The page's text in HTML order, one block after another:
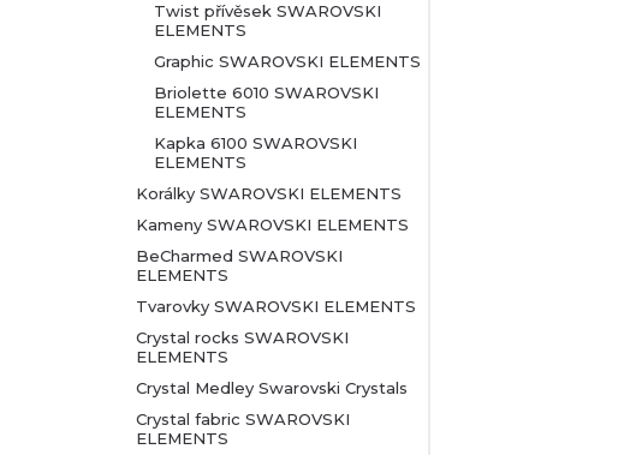
Twist přívěsek SWAROVSKI
ELEMENTS
Graphic SWAROVSKI ELEMENTS
Briolette 6010 SWAROVSKI
ELEMENTS
Kapka 6100 SWAROVSKI
ELEMENTS
Korálky SWAROVSKI ELEMENTS
Kameny SWAROVSKI ELEMENTS
BeCharmed SWAROVSKI
ELEMENTS
Tvarovky SWAROVSKI ELEMENTS
Crystal rocks SWAROVSKI
ELEMENTS
Crystal Medley Swarovski Crystals
Crystal fabric SWAROVSKI
ELEMENTS